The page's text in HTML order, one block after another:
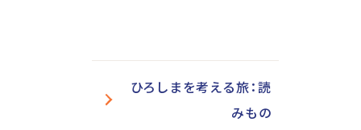
ひろしまを考える旅：読
みもの